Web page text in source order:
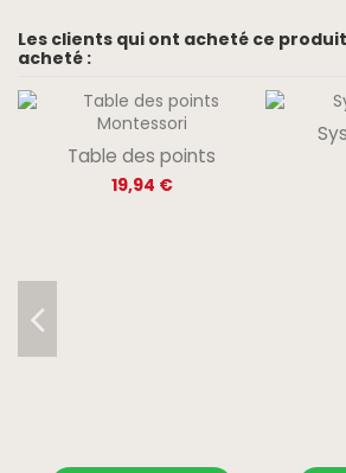
Les clients qui ont acheté ce
acheté :
Table des points
19,94 €